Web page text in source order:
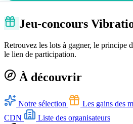
Jeu-concours
Retrouvez les lots à gagner, le principe
le lien de participation.
À découvrir
Notre sélection Les gains des
CDN
Liste des organisateurs